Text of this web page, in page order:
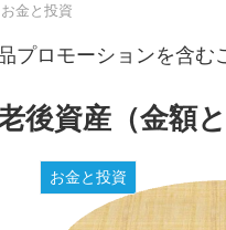
お金と投資
プロモーションを含む
後資産（金額
お金と投資